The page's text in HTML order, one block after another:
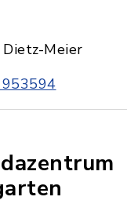
Dietz-Meier